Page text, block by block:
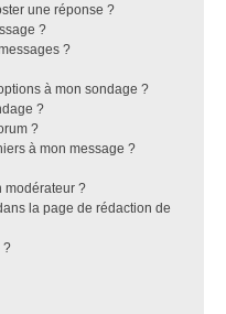
une réponse ?
?
?
à mon sondage ?
?
?
à mon message ?
modérateur ?
la page de rédaction de
?